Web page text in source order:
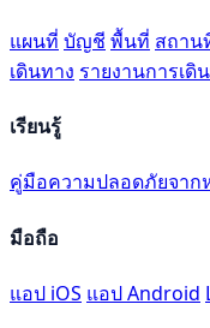
แผนที่ บัญชี พื้นที่ สถาน
เดินทาง รายงานการเดิ
เรียนรู้
คู่มือความปลอดภัยจาก
มือถือ
แอป iOS แอป Android